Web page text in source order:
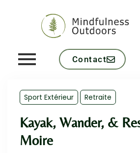
Contact
Sport Extérieur Retraite
Kayak, Wander, &
Moire